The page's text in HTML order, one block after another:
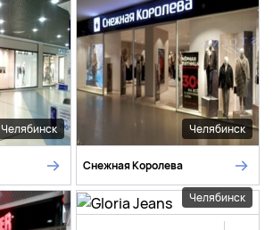
Челябинск Челябинск
Снежная Королева
Челябинск